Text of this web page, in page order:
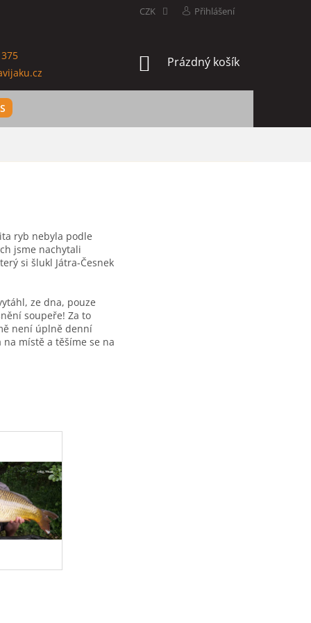
CZK Přihlášení
NÁKUPNÍ
Prázdný košík
ryb nebyla podle
jsme nachytali
si šlukl Játra-Česnek
ze dna, pouze
soupeře! Za to
není úplně denní
místě a těšíme se na